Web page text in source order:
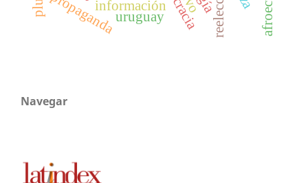
información
propagandauruguay
Navegar